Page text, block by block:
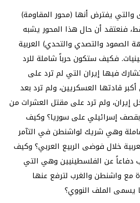
والتي يفترض أنها (محور المقاومة)
فنعتقد أن حال هذا المحور يشبه
الصمود والتصدي والتحدي) العربية
فكيف ستكون حرباً شاملة للرد
فيها إيران التي لم ترد على
قادتها العسكريين، ولم ترد بعد
إيران، ولم ترد على مقتل العشرات من
بقصف إسرائيلي على سوريا؟ وكيف
وهي شريك لواشنطن في التآمر
خلال فوضى الربيع العربي؟ وكيف
دفاعاً عن الفلسطينيين وهي التي
واشنطن والغرب لترفع عنها
يسمى الملف النووي؟